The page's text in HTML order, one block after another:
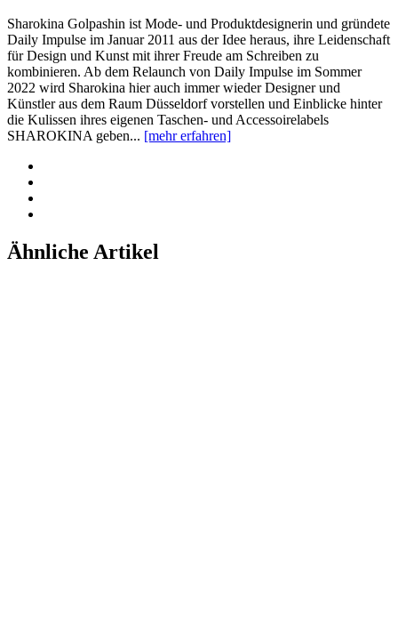
Sharokina Golpashin ist Mode- und Produktdesignerin und gründete
Daily Impulse im Januar 2011 aus der Idee heraus, ihre Leidenschaft
für Design und Kunst mit ihrer Freude am Schreiben zu
kombinieren. Ab dem Relaunch von Daily Impulse im Sommer
2022 wird Sharokina hier auch immer wieder Designer und
Künstler aus dem Raum Düsseldorf vorstellen und Einblicke hinter
die Kulissen ihres eigenen Taschen- und Accessoirelabels
SHAROKINA geben... [mehr erfahren]
Ähnliche Artikel